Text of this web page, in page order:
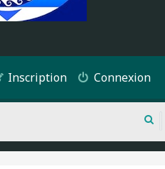
Connexion
Inscription
e